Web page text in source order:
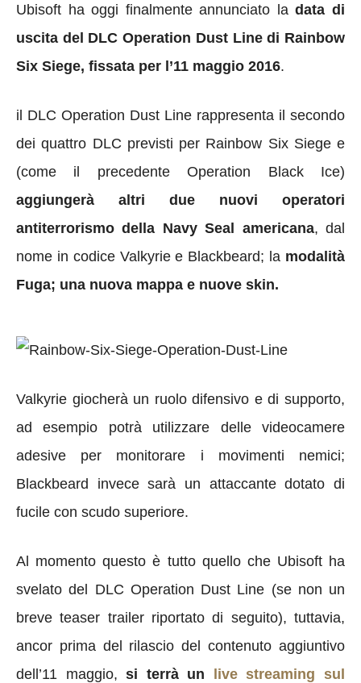
Ubisoft ha oggi finalmente annunciato ladata di
uscita del DLC Operation Dust Line di Rainbow
Six Siege, fissata per l’11 maggio 2016.
il DLC Operation Dust Line rappresenta il secondo
dei quattro DLC previsti per Rainbow Six Siege e
(come il precedente Operation Black Ice)
aggiungerà altri due nuovi operatori
antiterrorismo della Navy Seal americana, dal
nome in codice Valkyrie e Blackbeard; la modalità
Fuga; una nuova mappa e nuove skin.
Valkyrie giocherà un ruolo difensivo e di supporto,
ad esempio potrà utilizzare delle videocamere
adesive per monitorare i movimenti nemici;
Blackbeard invece sarà un attaccante dotato di
fucile con scudo superiore.
Al momento questo è tutto quello che Ubisoft ha
svelato del DLC Operation Dust Line (se non un
breve teaser trailer riportato di seguito), tuttavia,
ancor prima del rilascio del contenuto aggiuntivo
dell’11 maggio,si terrà un live streaming sul